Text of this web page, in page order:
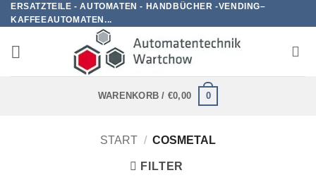
Zum
Inhalt
springen
ERSATZTEILE - AUTOMATEN - HANDBÜCHER -VENDING–
KAFFEEAUTOMATEN...
WARENKORB / €0,00 0
START / COSMETAL
FILTER